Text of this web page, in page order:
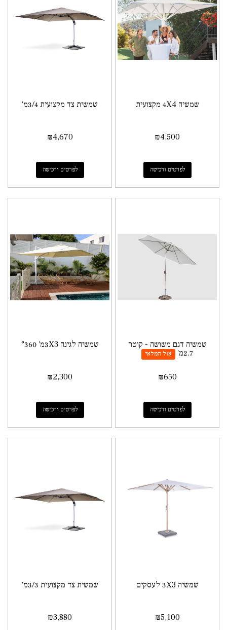
שמשיה 4X4 מקצועית
₪4,500
לפרטים ורכישה
שמשית צד מקצועית 3/4מ'
₪4,670
לפרטים ורכישה
שמשיה דגם משושה - קוטר
2.7מ'
אזל המלאי
₪650
לפרטים ורכישה
שמשיה לגינה 3X3מ' °360
₪2,300
לפרטים ורכישה
שמשיה 3X3 לעסקים
₪5,100
שמשית צד מקצועית 3/3מ'
₪3,880